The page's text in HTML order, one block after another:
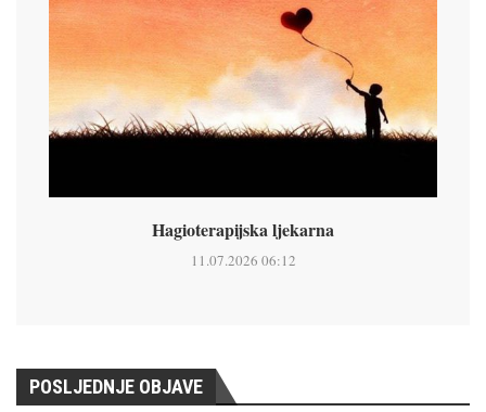
Hagioterapijska ljekarna
11.07.2026 06:12
POSLJEDNJE OBJAVE